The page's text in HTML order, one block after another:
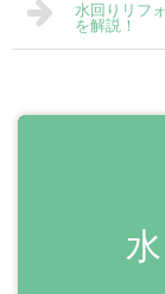
水回りリフ
を解説！